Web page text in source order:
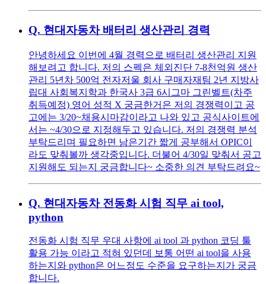
Q. 현대자동차 배터리 생산관리 경력
안녕하세요 이번에 4월 경력으로 배터리 생산관리 지원
해보려고 합니다. 저의 스펙은 체외진단 7-8천억원 생산
관리 5년차 500억 전자저울 회사 구매자재팀 2년 지방사
립대 사회복지학과 한국사 3급 6시그마 그린벨트(차주
취득예정) 영어 성적 X 궁금한거은 저의 경쟁력이고 공
고에는 3/20~채용시마감이라고 나와 있고 공식사이트에
서는 ~4/30으로 지정해두고 있습니다. 저의 경쟁력 분석
부탁드리며 필요하면 남은기간 짧게 공부해서 OPIC이
라도 맞춰볼까 생각중입니다. 더불어 4/30일 맞춰서 공고
지원해도 되는지 궁금합니다~ 소중한 의견 부탁드려요~
Q. 현대자동차 전동화 시험 직무 ai tool,
python
전동화 시험 직무 우대 사항에 ai tool 과 python 코딩 툴
활용 가능 이라고 적혀 있던데 보통 어떤 ai tool을 사용
하는지와 python은 어느정도 수준을 요구하는지가 궁금
합니다.